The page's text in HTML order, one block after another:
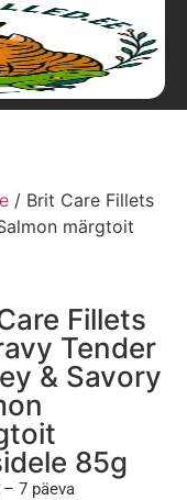
/ Brit Care Fillets
märgtoit
Fillets
Tender
& Savory
85g
– 7 päeva